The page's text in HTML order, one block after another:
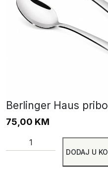
Berlinger Haus
75,00 KM
DODAJ U